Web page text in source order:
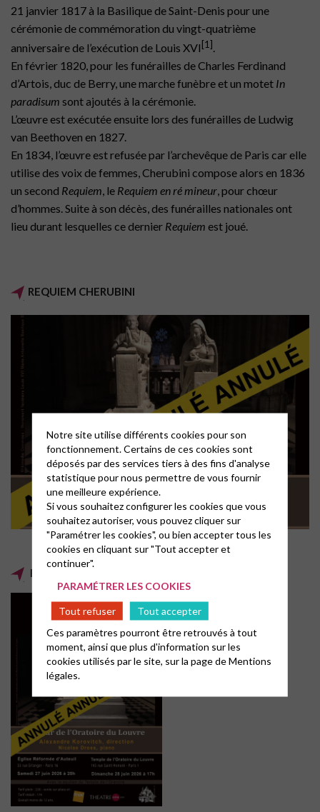
21 janvier 1817à la Basilique de Saint-Denis pour une
cérémonie de commémoration du vingt-quatrième
anniversaire de l’exécution de Louis XVI [1].
En février 1820, pour les funérailles deCharles Ferdinand
d’Artois,duc de Berry, unemarche funèbreet un motet In
paradisum sont ajoutés à la cérémonie.
L’œuvre est exécutée ensuite lors des funérailles de Ludwig
van Beethoven en 1827.
En 1834, l’œuvre est refusée par l’archevêque de Paris car elle
utilise des voix de femmes, Cherubini compose alors en 1836
un second Requiem, le Requiem en ré mineur, pourchœur
d’hommes. Suite à son décès, des funérailles nationales ont
lieu durant lesquelles ce dernier Requiem est joué.
REQUIEM CHERUBINI
REQUIEM CHERUBINI
Notre site utilise différents cookies pour son
fonctionnement. Certains de ces cookies sont
déposés par des services tiers à des fins d'analyse
statistique pour nous permettre de vous fournir
une meilleure expérience.
Si vous souhaitez configurer les cookies que vous
souhaitez autoriser, vous pouvez cliquer sur
"Paramétrer les cookies", ou bien accepter tous les
cookies en cliquant sur "Tout accepter et
continuer".
PARAMÉTRER LES COOKIES
Tout refuser
Tout accepter
Ces paramètres pourront être retrouvés à tout
moment, ainsi que plus d'information sur les
cookies utilisés par le site, sur la page deMentions
légales.